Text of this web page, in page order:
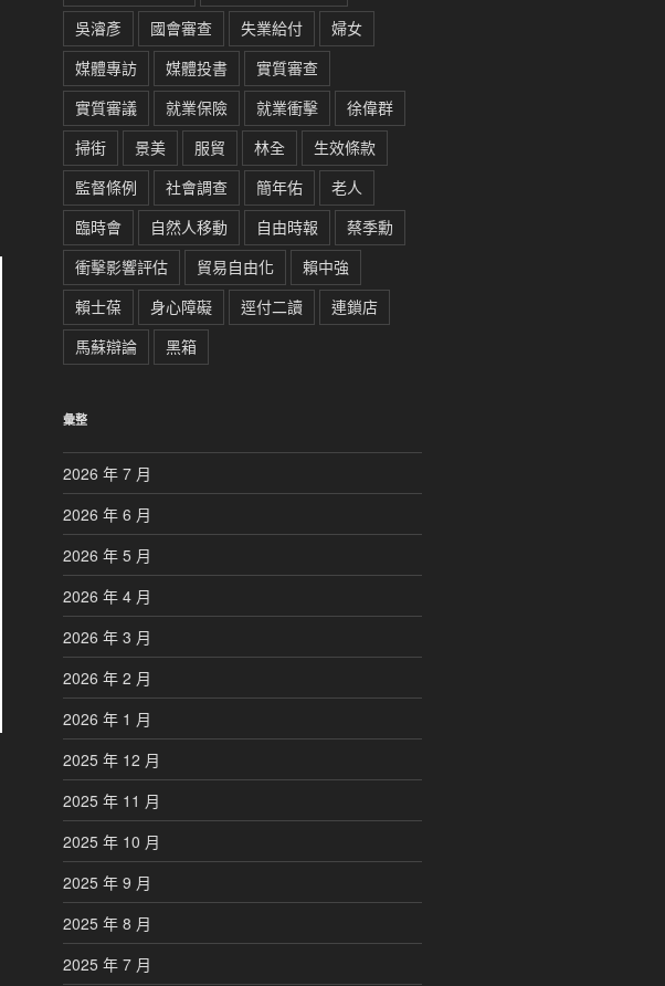
吳濬彥
國會審查 失業給付
婦女
媒體專訪
媒體投書
實質審查
實質審議
就業保險 就業衝擊
徐偉群
掃街
景美 服貿 林全
生效條款
監督條例
社會調查 簡年佑
老人
臨時會
自然人移動 自由時報
蔡季勳
衝擊影響評估
貿易自由化
賴中強
賴士葆
身心障礙 逕付二讀
連鎖店
馬蘇辯論
黑箱
彙整
2026 年 7 月
2026 年 6 月
2026 年 5 月
2026 年 4 月
2026 年 3 月
2026 年 2 月
2026 年 1 月
2025 年 12 月
2025 年 11 月
2025 年 10 月
2025 年 9 月
2025 年 8 月
2025 年 7 月